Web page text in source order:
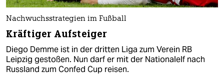
Nachwuchsstrategien im Fußball
Kräftiger Aufsteiger
Diego Demme ist in der dritten Liga zum Verein RB
Leipzig gestoßen. Nun darf er mit der Nationalelf nach
Russland zum Confed Cup reisen.